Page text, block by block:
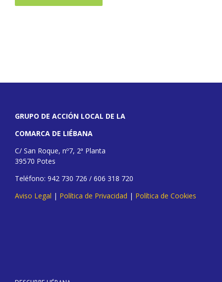
GRUPO DE ACCIÓN LOCAL DE LA
COMARCA DE LIÉBANA
C/ San Roque, nº7, 2ª Planta
39570 Potes
Teléfono: 942 730 726 / 606 318 720
Aviso Legal | Política de Privacidad | Política de Cookies